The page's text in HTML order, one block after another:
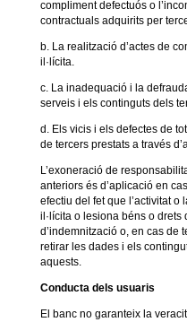
compliment defectuós o
contractuals adquirits per
b. La realització d’actes de
il·lícita.
c. La inadequació i la
serveis i els continguts dels
d. Els vicis i els defectes de
de tercers prestats a través
L’exoneració de
anteriors és d’aplicació en
efectiu del fet que l’activitat
il·lícita o lesiona béns o drets
d’indemnització o, en cas de
retirar les dades i els
aquests.
Conducta dels usuaris
El banc no garanteix la